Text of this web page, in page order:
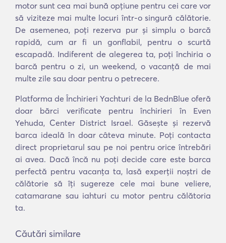
motor sunt cea mai bună opțiune pentru cei care vor
să viziteze mai multe locuri într-o singură călătorie.
De asemenea, poți rezerva pur și simplu o barcă
rapidă, cum ar fi un gonflabil, pentru o scurtă
escapadă. Indiferent de alegerea ta, poți închiria o
barcă pentru o zi, un weekend, o vacanță de mai
multe zile sau doar pentru o petrecere.
Platforma de Închirieri Yachturi de la BednBlue oferă
doar bărci verificate pentru închirieri în Even
Yehuda, Center District Israel. Găsește și rezervă
barca ideală în doar câteva minute. Poți contacta
direct proprietarul sau pe noi pentru orice întrebări
ai avea. Dacă încă nu poți decide care este barca
perfectă pentru vacanța ta, lasă experții noștri de
călătorie să îți sugereze cele mai bune veliere,
catamarane sau iahturi cu motor pentru călătoria
ta.
Căutări similare